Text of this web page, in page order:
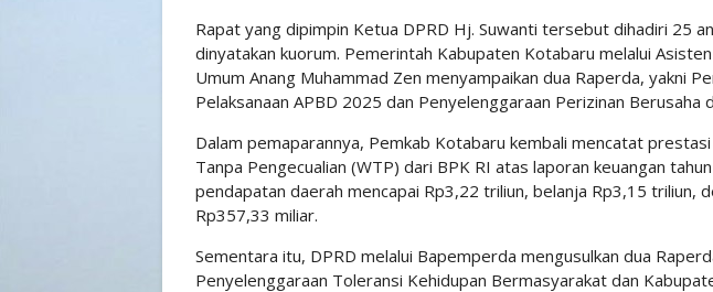
Rapat yang dipimpin Ketua DPRD Hj. Suwanti tersebut dihadiri 25
dinyatakan kuorum. Pemerintah Kabupaten Kotabaru melalui
Umum Anang Muhammad Zen menyampaikan dua Raperda, yakni
Pelaksanaan APBD 2025 dan Penyelenggaraan Perizinan Berusaha
Dalam pemaparannya, Pemkab Kotabaru kembali mencatat
Tanpa Pengecualian (WTP) dari BPK RI atas laporan keuangan
pendapatan daerah mencapai Rp3,22 triliun, belanja Rp3,15 triliun,
Rp357,33 miliar.
Sementara itu, DPRD melalui Bapemperda mengusulkan dua
Penyelenggaraan Toleransi Kehidupan Bermasyarakat dan